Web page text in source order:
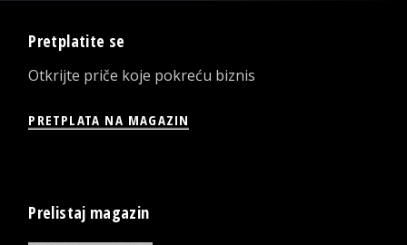
Pretplatite se
Otkrijte priče koje pokreću biznis
PRETPLATA NA MAGAZIN
Prelistaj magazin